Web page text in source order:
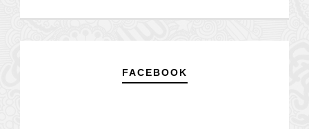
FACEBOOK